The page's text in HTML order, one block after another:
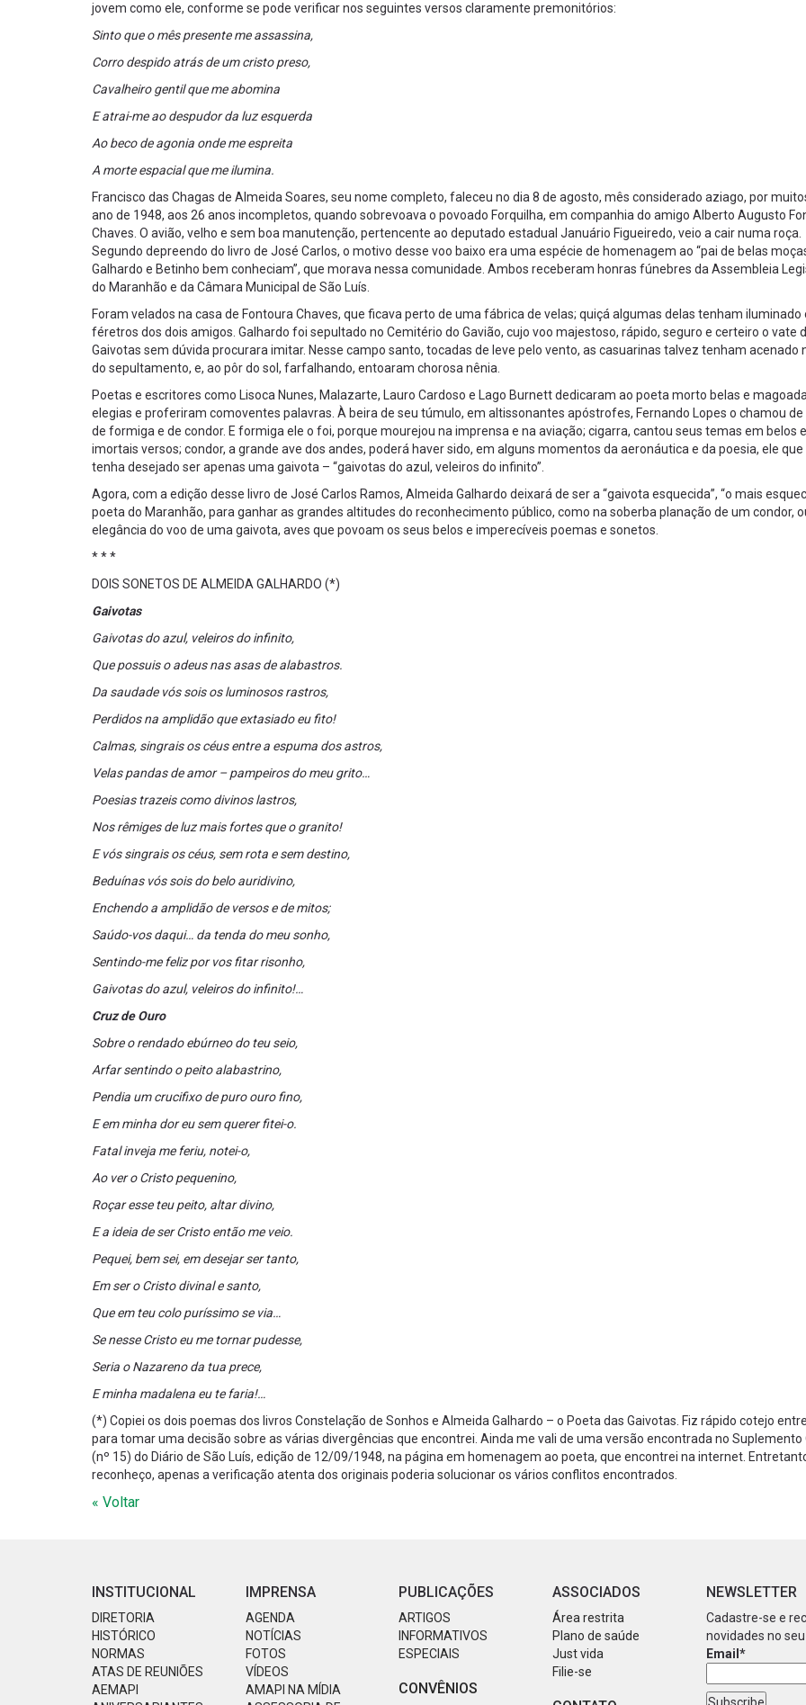
jovem como ele, conforme se pode verificar nos seguintes versos claramente premonitórios:
Sinto que o mês presente me assassina,
Corro despido atrás de um cristo preso,
Cavalheiro gentil que me abomina
E atrai-me ao despudor da luz esquerda
Ao beco de agonia onde me espreita
A morte espacial que me ilumina.
Francisco das Chagas de Almeida Soares, seu nome completo, faleceu no dia 8 de agosto, mês considerado aziago, por
ano de 1948, aos 26 anos incompletos, quando sobrevoava o povoado Forquilha, em companhia do amigo Alberto Augusto
Chaves. O avião, velho e sem boa manutenção, pertencente ao deputado estadual Januário Figueiredo, veio a cair numa roça.
Segundo depreendo do livro de José Carlos, o motivo desse voo baixo era uma espécie de homenagem ao “pai de belas
Galhardo e Betinho bem conheciam”, que morava nessa comunidade. Ambos receberam honras fúnebres da Assembleia
do Maranhão e da Câmara Municipal de São Luís.
Foram velados na casa de Fontoura Chaves, que ficava perto de uma fábrica de velas; quiçá algumas delas tenham iluminado
féretros dos dois amigos. Galhardo foi sepultado no Cemitério do Gavião, cujo voo majestoso, rápido, seguro e certeiro o vate
Gaivotas sem dúvida procurara imitar. Nesse campo santo, tocadas de leve pelo vento, as casuarinas talvez tenham acenado
do sepultamento, e, ao pôr do sol, farfalhando, entoaram chorosa nênia.
Poetas e escritores como Lisoca Nunes, Malazarte, Lauro Cardoso e Lago Burnett dedicaram ao poeta morto belas e
elegias e proferiram comoventes palavras. À beira de seu túmulo, em altissonantes apóstrofes, Fernando Lopes o chamou de
de formiga e de condor. E formiga ele o foi, porque mourejou na imprensa e na aviação; cigarra, cantou seus temas em belos e
imortais versos; condor, a grande ave dos andes, poderá haver sido, em alguns momentos da aeronáutica e da poesia, ele
tenha desejado ser apenas uma gaivota – “gaivotas do azul, veleiros do infinito”.
Agora, com a edição desse livro de José Carlos Ramos, Almeida Galhardo deixará de ser a “gaivota esquecida”, “o mais
poeta do Maranhão, para ganhar as grandes altitudes do reconhecimento público, como na soberba planação de um condor,
elegância do voo de uma gaivota, aves que povoam os seus belos e imperecíveis poemas e sonetos.
* * *
DOIS SONETOS DE ALMEIDA GALHARDO (*)
Gaivotas
Gaivotas do azul, veleiros do infinito,
Que possuis o adeus nas asas de alabastros.
Da saudade vós sois os luminosos rastros,
Perdidos na amplidão que extasiado eu fito!
Calmas, singrais os céus entre a espuma dos astros,
Velas pandas de amor – pampeiros do meu grito…
Poesias trazeis como divinos lastros,
Nos rêmiges de luz mais fortes que o granito!
E vós singrais os céus, sem rota e sem destino,
Beduínas vós sois do belo auridivino,
Enchendo a amplidão de versos e de mitos;
Saúdo-vos daqui… da tenda do meu sonho,
Sentindo-me feliz por vos fitar risonho,
Gaivotas do azul, veleiros do infinito!…
Cruz de Ouro
Sobre o rendado ebúrneo do teu seio,
Arfar sentindo o peito alabastrino,
Pendia um crucifixo de puro ouro fino,
E em minha dor eu sem querer fitei-o.
Fatal inveja me feriu, notei-o,
Ao ver o Cristo pequenino,
Roçar esse teu peito, altar divino,
E a ideia de ser Cristo então me veio.
Pequei, bem sei, em desejar ser tanto,
Em ser o Cristo divinal e santo,
Que em teu colo puríssimo se via…
Se nesse Cristo eu me tornar pudesse,
Seria o Nazareno da tua prece,
E minha madalena eu te faria!…
(*) Copiei os dois poemas dos livros Constelação de Sonhos e Almeida Galhardo – o Poeta das Gaivotas. Fiz rápido cotejo
para tomar uma decisão sobre as várias divergências que encontrei. Ainda me vali de uma versão encontrada no Suplemento
(nº 15) do Diário de São Luís, edição de 12/09/1948, na página em homenagem ao poeta, que encontrei na internet.
reconheço, apenas a verificação atenta dos originais poderia solucionar os vários conflitos encontrados.
« Voltar
INSTITUCIONAL
DIRETORIA
HISTÓRICO
NORMAS
ATAS DE REUNIÕES
AEMAPI
IMPRENSA
AGENDA
NOTÍCIAS
FOTOS
VÍDEOS
AMAPI NA MÍDIA
PUBLICAÇÕES
ARTIGOS
INFORMATIVOS
ESPECIAIS
CONVÊNIOS
ASSOCIADOS
Área restrita
Plano de saúde
Just vida
Filie-se
NEWSLETTER
Cadastre-se e
novidades no
Email*